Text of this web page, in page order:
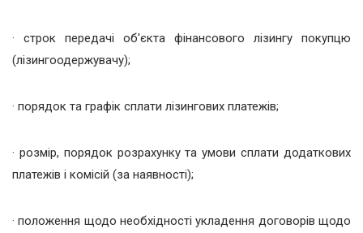
· строк передачі об'єкта фінансового лізингу покупцю
(лізингоодержувачу);
· порядок та графік сплати лізингових платежів;
· розмір, порядок розрахунку та умови сплати додаткових
платежів і комісій (за наявності);
· положення щодо необхідності укладення договорів щодо